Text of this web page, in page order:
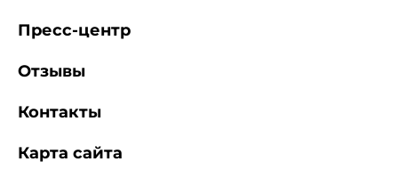
Пресс-центр
Отзывы
Контакты
Карта сайта